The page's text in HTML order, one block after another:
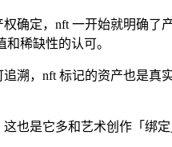
确定，nft 一开始就明确
稀缺性的认可。
溯，nft 标记的资产也是
也是它多和艺术创作「